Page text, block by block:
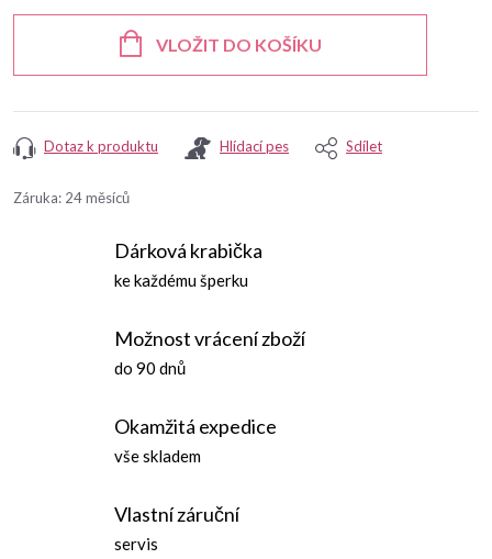
VLOŽIT DO KOŠÍKU
Dotaz k produktu Hlídací pes Sdílet
Záruka: 24 měsíců
Dárková krabička
ke každému šperku
Možnost vrácení zboží
do 90 dnů
Okamžitá expedice
vše skladem
Vlastní záruční
servis